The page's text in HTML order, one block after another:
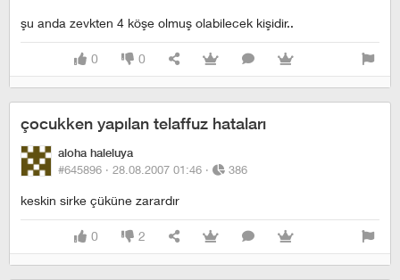
şu anda zevkten 4 köşe olmuş olabilecek kişidir..
0 0
çocukken yapılan telaffuz hataları
aloha haleluya
#645896 · 28.08.2007 01:46 · 386
keskin sirke çüküne zarardır
0 2